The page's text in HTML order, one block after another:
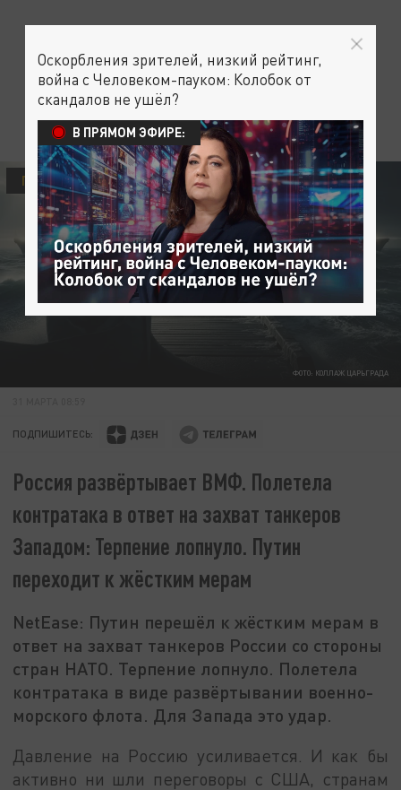
ФОТО: КОЛЛАЖ ЦАРЬГРАДА
ПОЛИТИКА
ПОДПИШИТЕСЬ:
Россия развёртывает ВМФ. Полетела
контратака в ответ на захват танкеров
Западом: Терпение лопнуло. Путин
переходит к жёстким мерам
NetEase: Путин перешёл к жёстким мерам в
ответ на захват танкеров России со стороны
стран НАТО. Терпение лопнуло. Полетела
контратака в виде развёртывании военно-
морского флота. Для Запада это удар.
Давление на Россию усиливается. И как бы
активно ни шли переговоры с США, странам
Оскорбления зрителей, низкий рейтинг,
война с Человеком-пауком: Колобок от
скандалов не ушёл?
В ПРЯМОМ ЭФИРЕ: